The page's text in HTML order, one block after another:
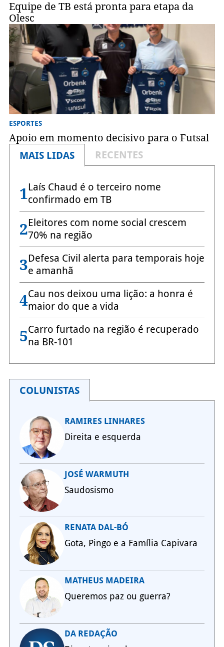
Equipe de TB está pronta para etapa da
Olesc
ESPORTES
Apoio em momento decisivo para o Futsal
MAIS LIDAS
RECENTES
1Laís Chaud é o terceiro nome
confirmado em TB
2Eleitores com nome social crescem
70% na região
3Defesa Civil alerta para temporais hoje
e amanhã
4Cau nos deixou uma lição: a honra é
maior do que a vida
5Carro furtado na região é recuperado
na BR-101
COLUNISTAS
RAMIRES LINHARES
Direita e esquerda
JOSÉ WARMUTH
Saudosismo
RENATA DAL-BÓ
Gota, Pingo e a Família Capivara
MATHEUS MADEIRA
Queremos paz ou guerra?
DA REDAÇÃO